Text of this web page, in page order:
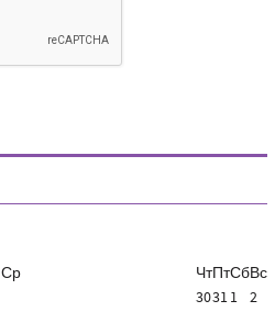
Ср ЧтПтСбВс
30311 2